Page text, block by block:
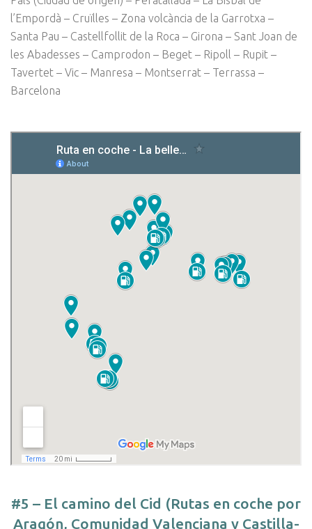
l’Empordà – Cruïlles – Zona volcància de la Garrotxa –
Santa Pau – Castellfollit de la Roca – Girona – Sant Joan de
les Abadesses – Camprodon – Beget – Ripoll – Rupit –
Tavertet – Vic – Manresa – Montserrat – Terrassa –
Barcelona
#5 – El camino del Cid (Rutas en coche por
Aragón, Comunidad Valenciana y Castilla-